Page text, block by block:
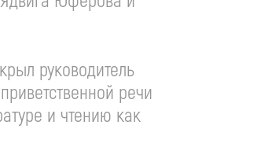
руководитель
речи
и чтению как